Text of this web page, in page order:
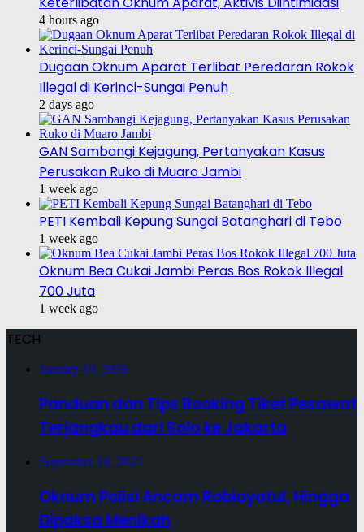
4 hours ago
Dugaan Oknum Aparat Terlibat Peredaran Rokok
Illegal di Kerinci-Sungai Penuh
2 days ago
GAN Sambangi Kejagung, Pertanyakan Kasus
Perusakan Ruko di Muaro Jambi
1 week ago
PETI Kembali Kepung Sungai Batanghari di Tebo
1 week ago
Oknum Bea Cukai Jambi Peras Bos Rokok Illegal
700 Juta
1 week ago
TECH
January 19, 2026
Panduan dan Tips Booking Tiket Pesawat
Terjangkau dari Solo ke Jakarta
September 19, 2025
Oknum Polisi Ancam Robiayatul, Hingga
Dipaksa Menikah